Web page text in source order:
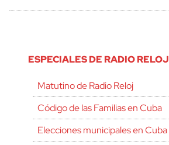
ESPECIALES DE RADIO RELOJ
Matutino de Radio Reloj
Código de las Familias en Cuba
Elecciones municipales en Cuba